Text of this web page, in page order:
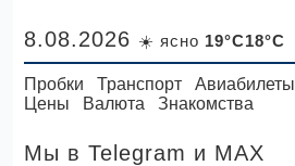
8.08.2026 ☀️ ясно 19°C18°C
Пробки Транспорт Авиабилеты
Цены
Валюта Знакомства
Мы в Telegram и MAX